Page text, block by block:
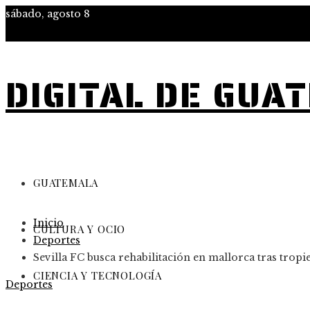
sábado, agosto 8
DIGITAL DE
GUATEMALA
CULTURA Y OCIO
CIENCIA Y TECNOLOGÍA
Inicio
Deportes
Sevilla FC busca rehabilitación en mallorca tras
Deportes